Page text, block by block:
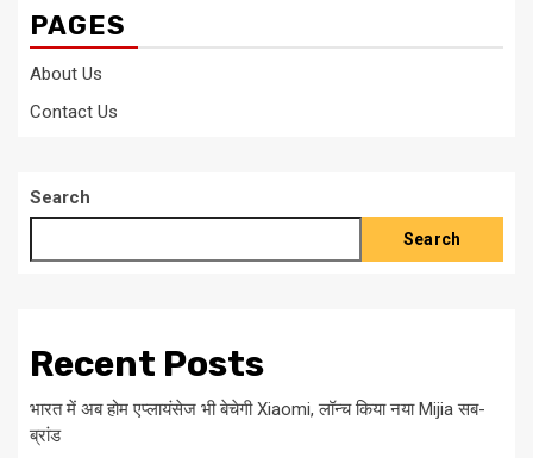
PAGES
About Us
Contact Us
Search
Search
Recent Posts
भारत में अब होम एप्लायंसेज भी बेचेगी Xiaomi, लॉन्च किया नया Mijia सब-
ब्रांड